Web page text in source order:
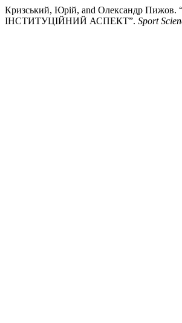
Кризський, Юрій, and Олександр
ІНСТИТУЦІЙНИЙ АСПЕКТ”. Sport